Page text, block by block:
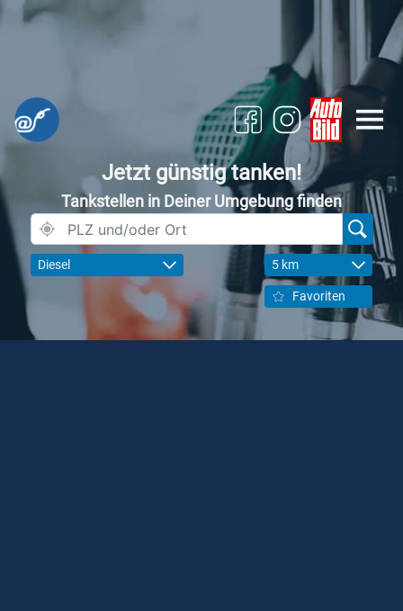
Jetzt günstig tanken!
Tankstellen in Deiner Umgebung finden
Diesel 5 km
Favoriten